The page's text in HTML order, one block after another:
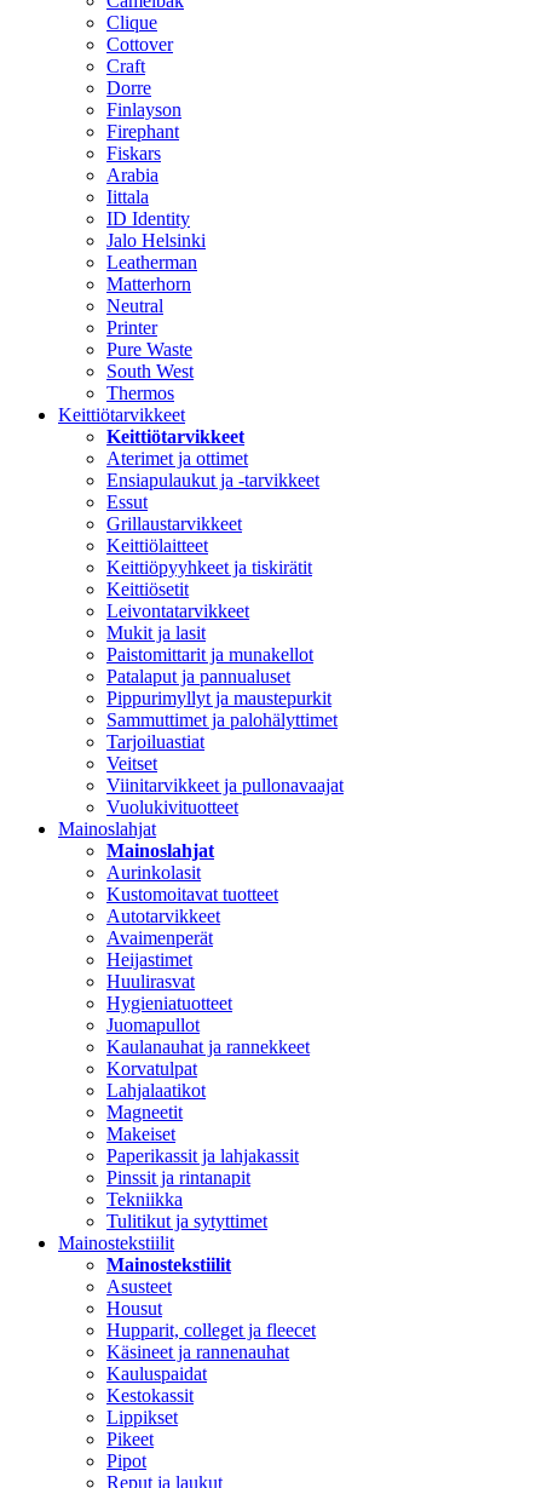
Clique
Cottover
Craft
Dorre
Finlayson
Firephant
Fiskars
Arabia
Iittala
ID Identity
Jalo Helsinki
Leatherman
Matterhorn
Neutral
Printer
Pure Waste
South West
Thermos
Keittiötarvikkeet
Keittiötarvikkeet
Aterimet ja ottimet
Ensiapulaukut ja -tarvikkeet
Essut
Grillaustarvikkeet
Keittiölaitteet
Keittiöpyyhkeet ja tiskirätit
Keittiösetit
Leivontatarvikkeet
Mukit ja lasit
Paistomittarit ja munakellot
Patalaput ja pannualuset
Pippurimyllyt ja maustepurkit
Sammuttimet ja palohälyttimet
Tarjoiluastiat
Veitset
Viinitarvikkeet ja pullonavaajat
Vuolukivituotteet
Mainoslahjat
Mainoslahjat
Aurinkolasit
Kustomoitavat tuotteet
Autotarvikkeet
Avaimenperät
Heijastimet
Huulirasvat
Hygieniatuotteet
Juomapullot
Kaulanauhat ja rannekkeet
Korvatulpat
Lahjalaatikot
Magneetit
Makeiset
Paperikassit ja lahjakassit
Pinssit ja rintanapit
Tekniikka
Tulitikut ja sytyttimet
Mainostekstiilit
Mainostekstiilit
Asusteet
Housut
Hupparit, colleget ja fleecet
Käsineet ja rannenauhat
Kauluspaidat
Kestokassit
Lippikset
Pikeet
Pipot
Reput ja laukut